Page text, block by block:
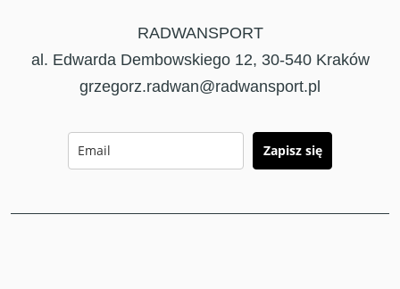
RADWANSPORT
al. Edwarda Dembowskiego 12, 30-540 Kraków
grzegorz.radwan@radwansport.pl
Zapisz się